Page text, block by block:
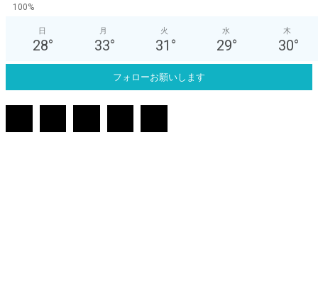
100%
日
28°
月
33°
火
31 °
水
29°
木
30°
フォローお願いします